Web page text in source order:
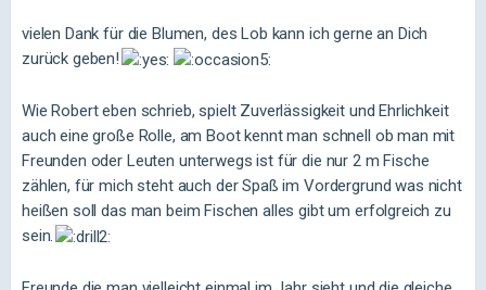
vielen Dank für die Blumen, des Lob kann ich gerne an Dich
zurück geben!
Wie Robert eben schrieb, spielt Zuverlässigkeit und Ehrlichkeit
auch eine große Rolle, am Boot kennt man schnell ob man mit
Freunden oder Leuten unterwegs ist für die nur 2 m Fische
zählen, für mich steht auch der Spaß im Vordergrund was nicht
heißen soll das man beim Fischen alles gibt um erfolgreich zu
sein.